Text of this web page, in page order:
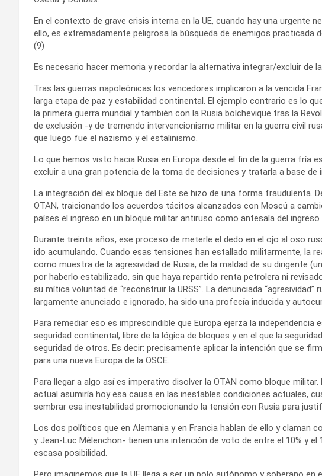
En el contexto de grave crisis interna en la UE, cuando hay una urgente
ello, es extremadamente peligrosa la búsqueda de enemigos practicada
(9)
Es necesario hacer memoria y recordar la alternativa integrar/excluir de
Tras las guerras napoleónicas los vencedores implicaron a la vencida
larga etapa de paz y estabilidad continental. El ejemplo contrario es lo
la primera guerra mundial y también con la Rusia bolchevique tras la
de exclusión -y de tremendo intervencionismo militar en la guerra civil
que luego fue el nazismo y el estalinismo.
Lo que hemos visto hacia Rusia en Europa desde el fin de la guerra fría
excluir a una gran potencia de la toma de decisiones y tratarla a base de
La integración del ex bloque del Este se hizo de una forma fraudulenta.
OTAN, traicionando los acuerdos tácitos alcanzados con Moscú a
países el ingreso en un bloque militar antiruso como antesala del ingreso
Durante treinta años, ese proceso de meterle el dedo en el ojo al oso
ido acumulando. Cuando esas tensiones han estallado militarmente, la
como muestra de la agresividad de Rusia, de la maldad de su dirigente
por haberlo estabilizado, sin que haya repartido renta petrolera ni
su mítica voluntad de “reconstruir la URSS”. La denunciada
largamente anunciado e ignorado, ha sido una profecía inducida y
Para remediar eso es imprescindible que Europa ejerza la
seguridad continental, libre de la lógica de bloques y en el que la
seguridad de otros. Es decir: precisamente aplicar la intención que se
para una nueva Europa de la OSCE.
Para llegar a algo así es imperativo disolver la OTAN como bloque
actual asumiría hoy esa causa en las inestables condiciones actuales,
sembrar esa inestabilidad promocionando la tensión con Rusia para
Los dos políticos que en Alemania y en Francia hablan de ello y claman
y Jean-Luc Mélenchon- tienen una intención de voto de entre el 10% y el
escasa posibilidad.